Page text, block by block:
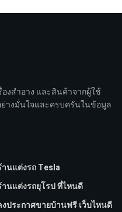
งสำอาง และสินค้าจากผู้ใช้
างมั่นใจและครบครันในข้อมูล
นแต่งรถ Tesla
นแต่งรถยุโรป ที่ไหนดี
งประกาศขายบ้านฟรี เว็บไหนดี